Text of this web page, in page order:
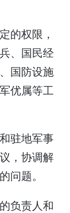
的权限，
、国民经
国防设施
优属等工
驻地军事
，协调解
问题。
负责人和